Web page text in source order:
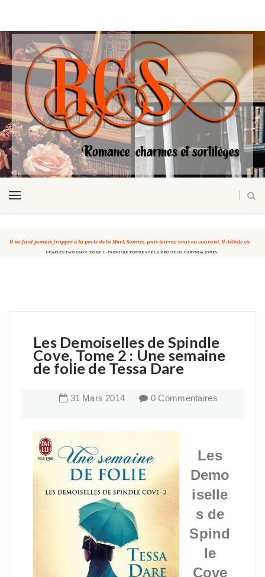
Les Demoiselles de Spindle
Cove, Tome 2 : Une semaine
de folie de Tessa Dare
31 Mars 2014 0 Commentaires
Les
Demo
iselle
s de
Spind
le
Cove